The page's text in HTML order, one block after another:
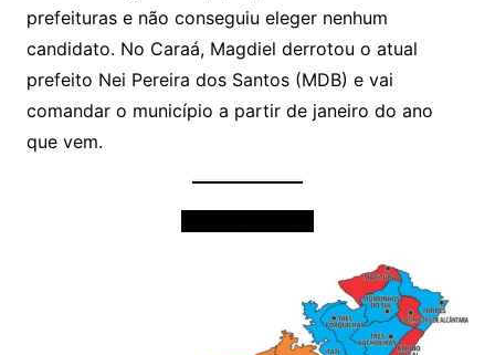
prefeituras e não conseguiu eleger nenhum
candidato. No Caraá, Magdiel derrotou o atual
prefeito Nei Pereira dos Santos (MDB) e vai
comandar o município a partir de janeiro do ano
que vem.